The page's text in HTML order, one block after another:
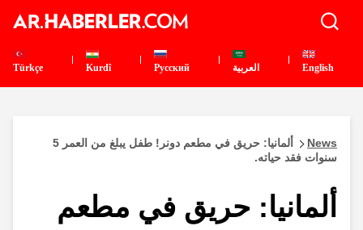
English العربية Pусский
Kurdî
Türkçe
News
ألمانيا: حريق في مطعم دونر! طفل يبلغ من العمر 5
سنوات فقد حياته.
ألمانيا: حريق في مطعم